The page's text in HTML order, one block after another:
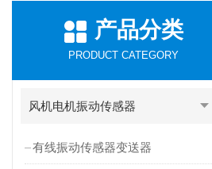
产品分类
PRODUCT CATEGORY
风机电机振动传感器
有线振动传感器变送器